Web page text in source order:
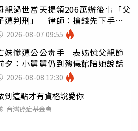
親過世當天提領206萬辦後事「父
遭判刑」 律師：搶錢先下手是
2026-08-07 09:55
妹慘遭公公毒手 表姊憶父親節
夕：小舅舅仍到殯儀館陪她說話
2026-08-08 12:30
到這點才有資格說愛你
台灣癌症基金會